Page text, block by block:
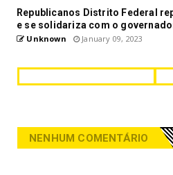
Republicanos Distrito Federal
e se solidariza com o
Unknown January 09, 2023
NENHUM COMENTÁRIO